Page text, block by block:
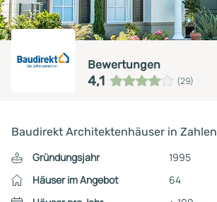
Bewertungen
4,1 (29)
Baudirekt Architektenhäuser in Zahlen
Gründungsjahr
1995
Häuser im Angebot
64